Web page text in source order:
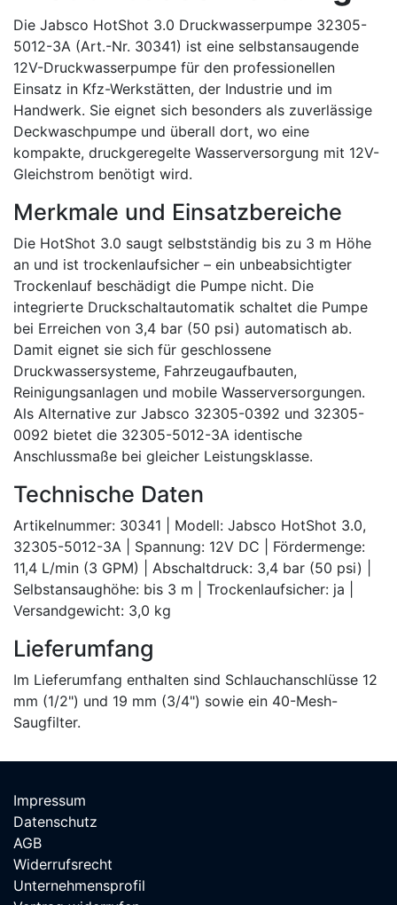
Die Jabsco HotShot 3.0 Druckwasserpumpe 32305-
5012-3A (Art.-Nr. 30341) ist eine selbstansaugende
12V-Druckwasserpumpe für den professionellen
Einsatz in Kfz-Werkstätten, der Industrie und im
Handwerk. Sie eignet sich besonders als zuverlässige
Deckwaschpumpe und überall dort, wo eine
kompakte, druckgeregelte Wasserversorgung mit 12V-
Gleichstrom benötigt wird.
Merkmale und Einsatzbereiche
Die HotShot 3.0 saugt selbstständig bis zu 3 m Höhe
an und ist trockenlaufsicher – ein unbeabsichtigter
Trockenlauf beschädigt die Pumpe nicht. Die
integrierte Druckschaltautomatik schaltet die Pumpe
bei Erreichen von 3,4 bar (50 psi) automatisch ab.
Damit eignet sie sich für geschlossene
Druckwassersysteme, Fahrzeugaufbauten,
Reinigungsanlagen und mobile Wasserversorgungen.
Als Alternative zur Jabsco 32305-0392 und 32305-
0092 bietet die 32305-5012-3A identische
Anschlussmaße bei gleicher Leistungsklasse.
Technische Daten
Artikelnummer: 30341 | Modell: Jabsco HotShot 3.0,
32305-5012-3A | Spannung: 12V DC | Fördermenge:
11,4 L/min (3 GPM) | Abschaltdruck: 3,4 bar (50 psi) |
Selbstansaughöhe: bis 3 m | Trockenlaufsicher: ja |
Versandgewicht: 3,0 kg
Lieferumfang
Im Lieferumfang enthalten sind Schlauchanschlüsse 12
mm (1/2") und 19 mm (3/4") sowie ein 40-Mesh-
Saugfilter.
Impressum
Datenschutz
AGB
Widerrufsrecht
Unternehmensprofil